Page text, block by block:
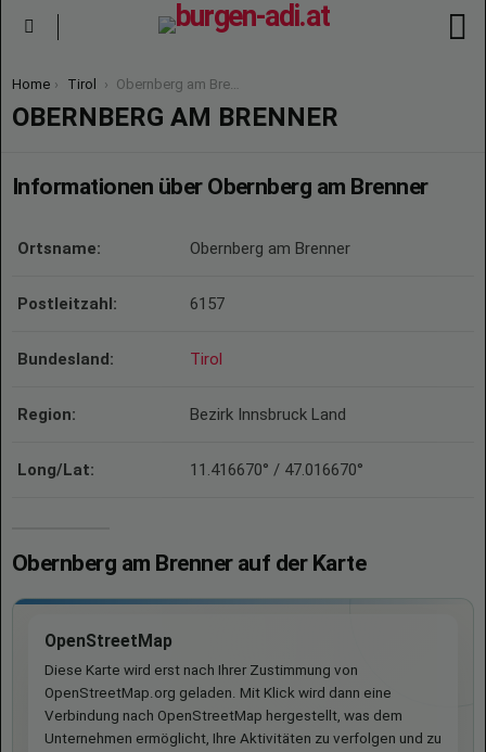
You are here:
Home Tirol Obernberg am Brenner
OBERNBERG AM BRENNER
Informationen über Obernberg am Brenner
Ortsname: Obernberg am Brenner
Postleitzahl: 6157
Bundesland: Tirol
Region: Bezirk Innsbruck Land
Long/Lat: 11.416670° / 47.016670°
Obernberg am Brenner auf der Karte
OpenStreetMap
Diese Karte wird erst nach Ihrer Zustimmung von
OpenStreetMap.org geladen. Mit Klick wird dann eine
Verbindung nach OpenStreetMap hergestellt, was dem
Unternehmen ermöglicht, Ihre Aktivitäten zu verfolgen und zu